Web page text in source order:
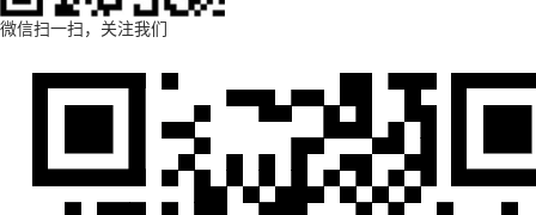
微信扫一扫，关注我们